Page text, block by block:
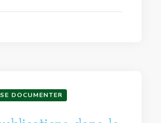
SE DOCUMENTER